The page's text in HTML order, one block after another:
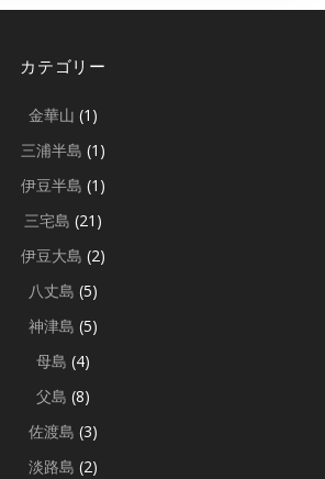
カテゴリー
金華山 (1)
三浦半島 (1)
伊豆半島 (1)
三宅島 (21)
伊豆大島 (2)
八丈島 (5)
神津島 (5)
母島 (4)
父島 (8)
佐渡島 (3)
淡路島 (2)